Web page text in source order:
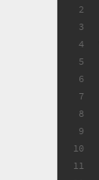
2
3
4
5
6
7
8
9
10
11